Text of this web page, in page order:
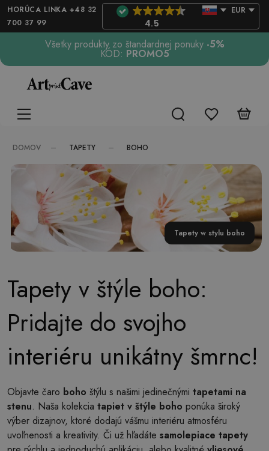
HORÚCA LINKA +48 32
700 37 99
4.5
EUR
Všetky produkty zo štandardnej ponuky -5%
KÓD: PROMO5
DOMOV TAPETY BOHO
Tapety w stylu boho
Tapety v štýle boho:
Pridajte do svojho
interiéru unikátny šmrnc!
Objavte čaro boho štýlu s našimi jedinečnými tapetami na
stenu. Naša kolekcia tapiet v štýle boho ponúka široký
výber dizajnov, ktoré dodajú vášmu interiéru atmosféru
uvoľnenosti a kreativity. Či už hľadáte samolepiace tapety